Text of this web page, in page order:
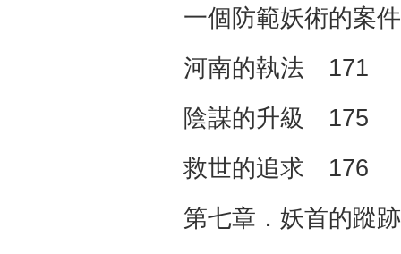
一個防範妖術的案
河南的執法 171
陰謀的升級 175
救世的追求 176
第七章．妖首的蹤跡